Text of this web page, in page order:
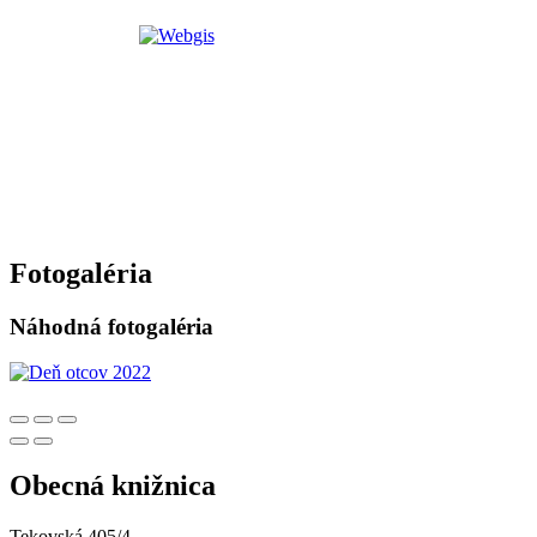
Fotogaléria
Náhodná fotogaléria
Obecná knižnica